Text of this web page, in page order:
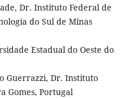
Dr. Instituto Federal de
do Sul de Minas
Estadual do Oeste do
Guerrazzi, Dr. Instituto
Gomes, Portugal